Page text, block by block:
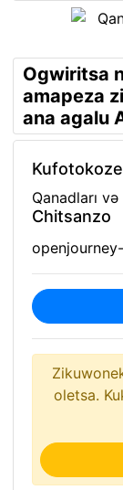
Ogwiritsa
amapeza
ana agalu
Qanadları
Chitsanzo
oletsa.